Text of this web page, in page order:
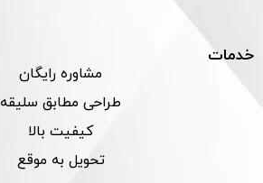
خدمات
مشاوره رایگان
طراحی مطابق سلیقه
کیفیت بالا
تحویل به موقع